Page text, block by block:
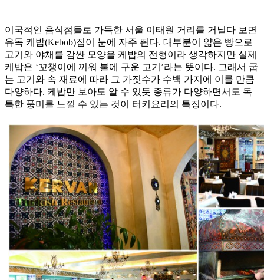
이국적인 음식점들로 가득한 서울 이태원 거리를 거닐다 보면
유독 케밥(Kebob)집이 눈에 자주 띈다. 대부분이 얇은 빵으로
고기와 야채를 감싼 모양을 케밥의 전형이라 생각하지만 실제
케밥은 ‘꼬챙이에 끼워 불에 구운 고기’라는 뜻이다. 그래서 굽
는 고기와 속 재료에 따라 그 가짓수가 수백 가지에 이를 만큼
다양하다. 케밥만 보아도 알 수 있듯 종류가 다양하면서도 독
특한 풍미를 느낄 수 있는 것이 터키요리의 특징이다.